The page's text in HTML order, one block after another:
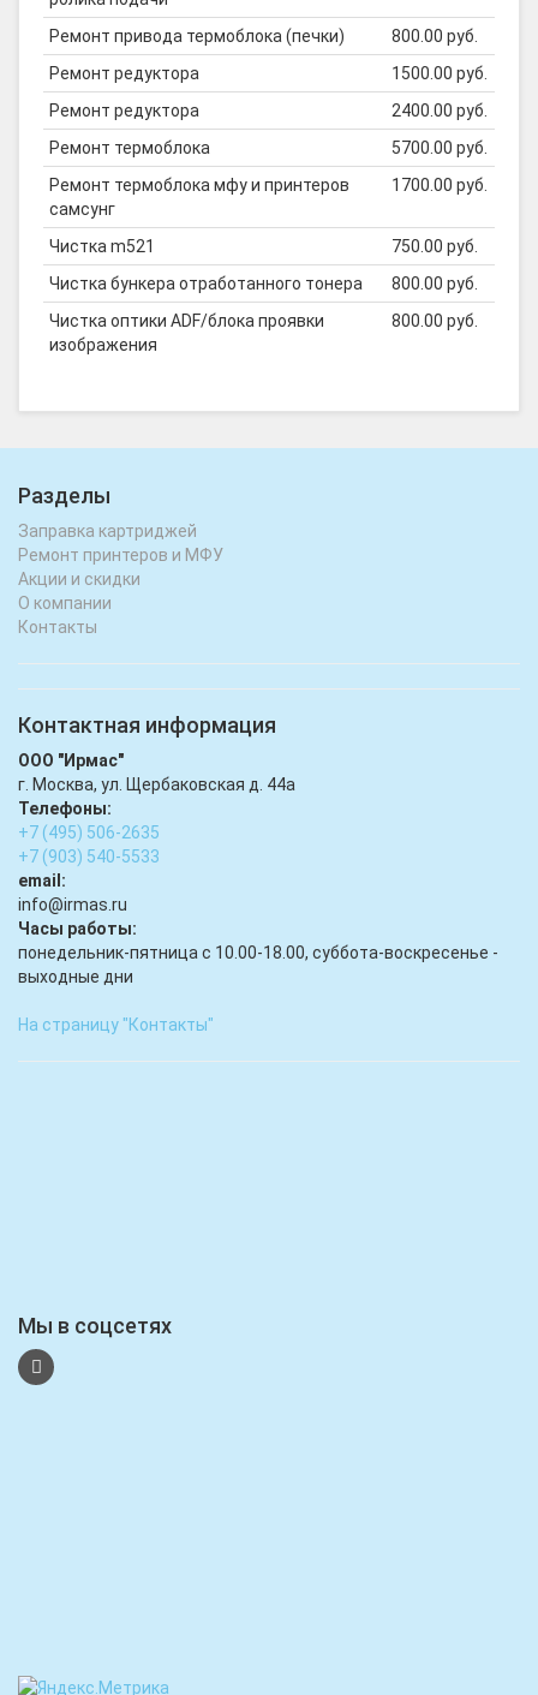
Ремонт привода термоблока (печки)
800.00 руб.
Ремонт редуктора
1500.00 руб.
Ремонт редуктора
2400.00 руб.
Ремонт термоблока
5700.00 руб.
Ремонт термоблока мфу и принтеров
самсунг
1700.00 руб.
Чистка m521
750.00 руб.
Чистка бункера отработанного тонера
800.00 руб.
Чистка оптики ADF/блока проявки
изображения
800.00 руб.
Разделы
Заправка картриджей
Ремонт принтеров и МФУ
Акции и скидки
О компании
Контакты
Контактная информация
ООО "Ирмас"
г. Москва, ул. Щербаковская д. 44а
Телефоны:
+7 (495) 506-2635
+7 (903) 540-5533
email:
infо@irmas.ru
Часы работы:
понедельник-пятница с 10.00-18.00, суббота-воскресенье -
выходные дни
На страницу "Контакты"
Мы в соцсетях